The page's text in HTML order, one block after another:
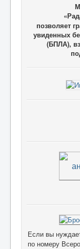
позволяет
увиденных
(БПЛА),
Если вы
по номеру